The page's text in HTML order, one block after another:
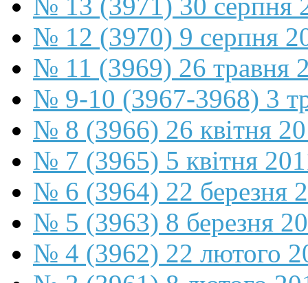
№ 12 (3970) 9 серпня
№ 11 (3969) 26 травня
№ 9-10 (3967-3968) 3
№ 8 (3966) 26 квітня
№ 7 (3965) 5 квітня
№ 6 (3964) 22 березня
№ 5 (3963) 8 березня
№ 4 (3962) 22 лютого